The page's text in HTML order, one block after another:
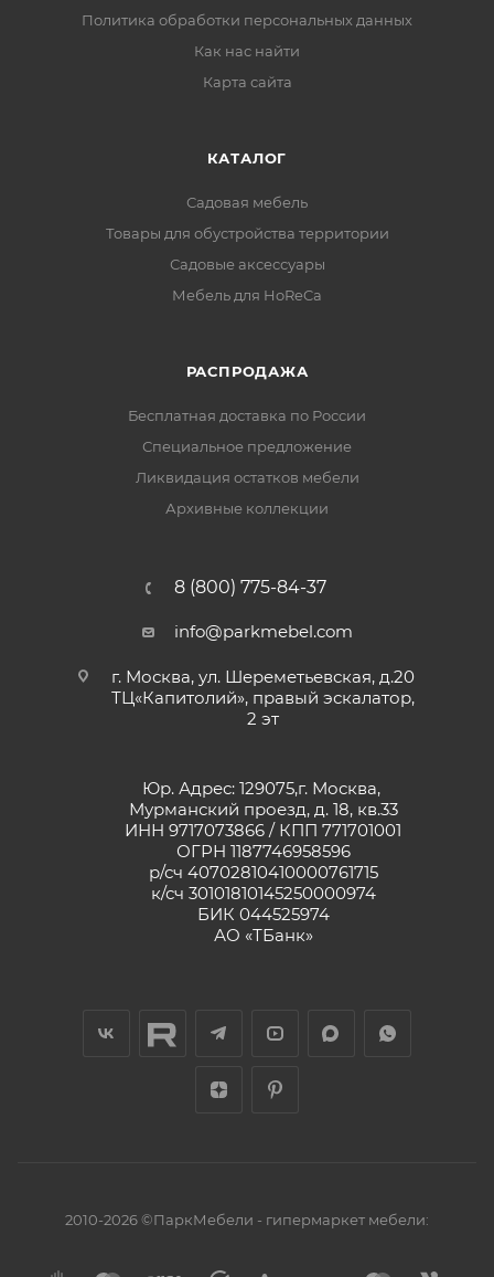
Политика обработки персональных данных
Как нас найти
Карта сайта
КАТАЛОГ
Садовая мебель
Товары для обустройства территории
Садовые аксессуары
Мебель для HoReCa
РАСПРОДАЖА
Бесплатная доставка по России
Специальное предложение
Ликвидация остатков мебели
Архивные коллекции
8 (800) 775-84-37
info@parkmebel.com
г. Москва, ул. Шереметьевская, д.20
ТЦ«Капитолий», правый эскалатор,
2 эт
Юр. Адрес: 129075,г. Москва,
Мурманский проезд, д. 18, кв.33
ИНН 9717073866 / КПП 771701001
ОГРН 1187746958596
р/сч 40702810410000761715
к/сч 30101810145250000974
БИК 044525974
АО «ТБанк»
2010-2026 ©ПаркМебели - гипермаркет мебели: